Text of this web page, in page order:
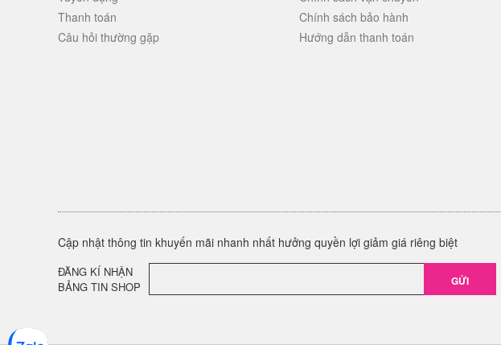
Thanh toán
Câu hỏi thường gặp
Chính sách bảo hành
Hướng dẫn thanh toán
Cập nhật thông tin khuyến mãi nhanh nhất hưởng quyền lợi giảm giá riêng biệt
ĐĂNG KÍ NHẬN
BẢNG TIN SHOP
GỬI